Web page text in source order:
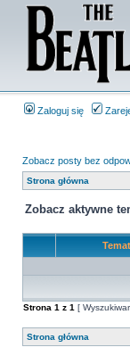
Zaloguj się
Zobacz posty bez
Strona główna
Zobacz aktywne
Strona 1 z 1 [
Strona główna